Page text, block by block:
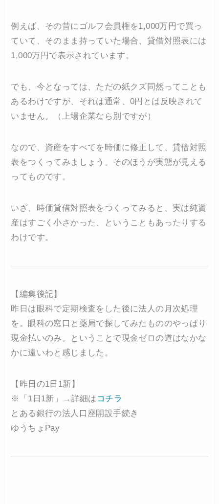
例えば、その昔にゴルフ会員権を1,000万円で買っ
ていて、そのまま持っていた場合、貸借対照表には
1,000万円で表示されています。
でも、今となっては、ただの紙クズ同然ってことも
あるわけですが、それは通常、0円とは反映されて
いません。（上場企業なら別ですが）
なので、資産をすべてを時価に修正して、貸借対照
表をつくってみましょう。そのほうが実態が見える
ってものです。
いざ、時価貸借対照表をつくってみると、実は純資
産はすごく小さかった、ということもあったりする
わけです。
【編集後記】
昨日は眼科で定期検査をした後に法人の月次処理
を。眼科の窓口と薬局で探してみたもののやっぱり
現金払いのみ。ということで現金ゼロの道はなかな
かに遠いわと感じました。
【昨日の1日1新】
※「1日1新」→詳細は コチラ
とある銀行の法人口座開設手続き
ゆうちょPay